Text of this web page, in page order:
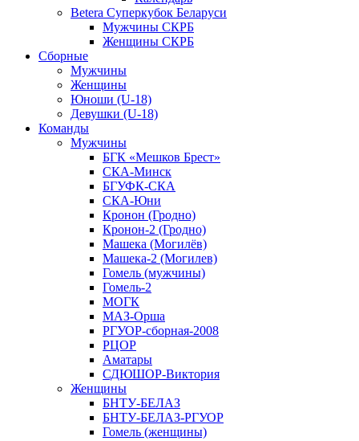
Betera Суперкубок Беларуси
Мужчины СКРБ
Женщины СКРБ
Сборные
Мужчины
Женщины
Юноши (U-18)
Девушки (U-18)
Команды
Мужчины
БГК «Мешков Брест»
СКА-Минск
БГУФК-СКА
СКА-Юни
Кронон (Гродно)
Кронон-2 (Гродно)
Машека (Могилёв)
Машека-2 (Могилев)
Гомель (мужчины)
Гомель-2
МОГК
МАЗ-Орша
РГУОР-сборная-2008
РЦОР
Аматары
СДЮШОР-Виктория
Женщины
БНТУ-БЕЛАЗ
БНТУ-БЕЛАЗ-РГУОР
Гомель (женщины)